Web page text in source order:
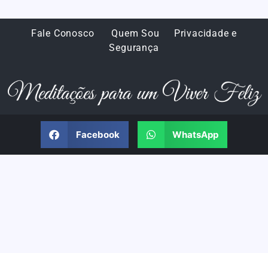
Fale Conosco Quem Sou
Privacidade e
Segurança
Facebook WhatsApp